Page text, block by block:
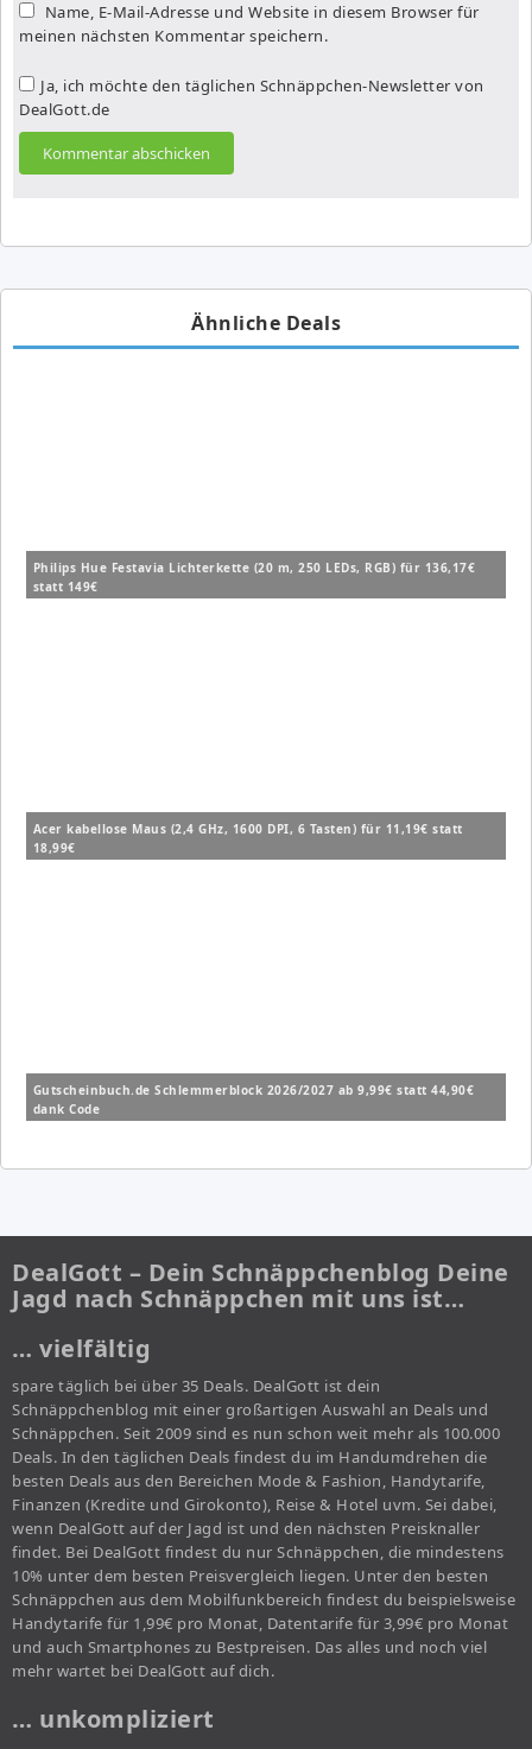
Name, E-Mail-Adresse und Website in diesem Browser für
meinen nächsten Kommentar speichern.
Ja, ich möchte den täglichen Schnäppchen-Newsletter von
DealGott.de
Ähnliche Deals
Philips Hue Festavia Lichterkette (20 m, 250 LEDs, RGB) für 136,17€
statt 149€
Acer kabellose Maus (2,4 GHz, 1600 DPI, 6 Tasten) für 11,19€ statt
18,99€
Gutscheinbuch.de Schlemmerblock 2026/2027 ab 9,99€ statt 44,90€
dank Code
DealGott – Dein Schnäppchenblog Deine
Jagd nach Schnäppchen mit uns ist…
… vielfältig
spare täglich bei über 35 Deals. DealGott ist dein
Schnäppchenblog mit einer großartigen Auswahl an Deals und
Schnäppchen. Seit 2009 sind es nun schon weit mehr als 100.000
Deals. In den täglichen Deals findest du im Handumdrehen die
besten Deals aus den Bereichen Mode & Fashion, Handytarife,
Finanzen (Kredite und Girokonto), Reise & Hotel uvm. Sei dabei,
wenn DealGott auf der Jagd ist und den nächsten Preisknaller
findet. Bei DealGott findest du nur Schnäppchen, die mindestens
10% unter dem besten Preisvergleich liegen. Unter den besten
Schnäppchen aus dem Mobilfunkbereich findest du beispielsweise
Handytarife für 1,99€ pro Monat, Datentarife für 3,99€ pro Monat
und auch Smartphones zu Bestpreisen. Das alles und noch viel
mehr wartet bei DealGott auf dich.
… unkompliziert